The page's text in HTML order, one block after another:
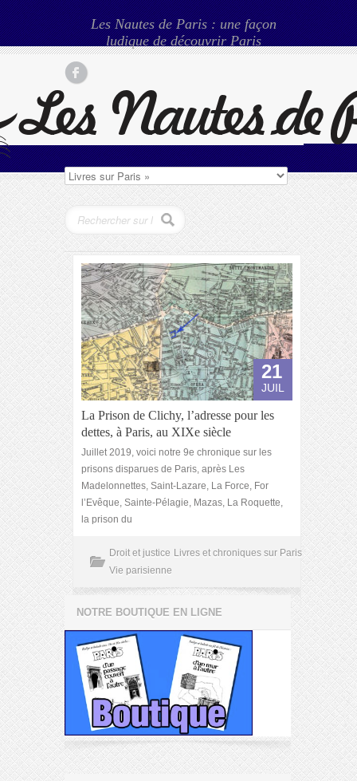
Les Nautes de Paris : une façon
ludique de découvrir Paris
21
JUIL
La Prison de Clichy, l’adresse pour les
dettes, à Paris, au XIXe siècle
Juillet 2019, voici notre 9e chronique sur les
prisons disparues de Paris, après Les
Madelonnettes, Saint-Lazare, La Force, For
l’Evêque, Sainte-Pélagie, Mazas, La Roquette,
la prison du
Droit et justice Livres et chroniques sur Paris
Vie parisienne
NOTRE BOUTIQUE EN LIGNE